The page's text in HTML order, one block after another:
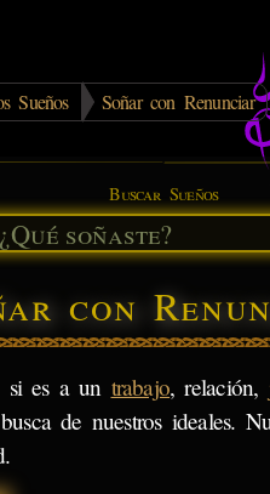
Sueños Soñar con Renunciar
Buscar Sueños
con
si es a un trabajo, relación,
de nuestros ideales.